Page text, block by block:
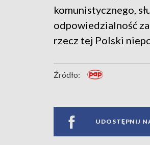
komunistycznego,
odpowiedzialność
rzecz tej Polski
Źródło:
UDOSTĘPNIJ